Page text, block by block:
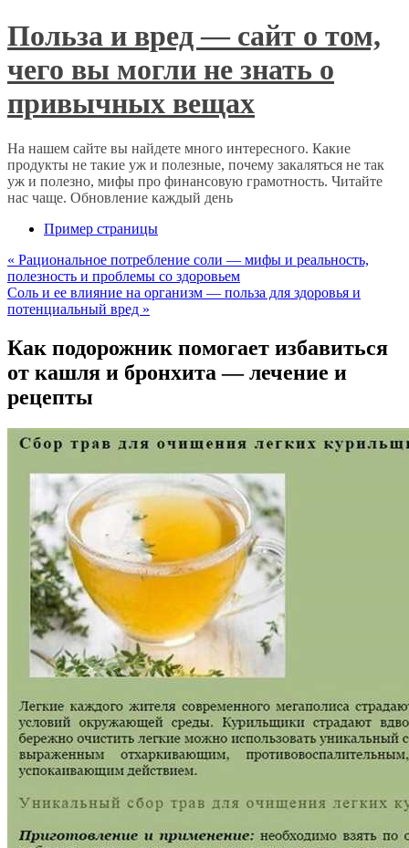
Польза и вред — сайт о том,
чего вы могли не знать о
привычных вещах
На нашем сайте вы найдете много интересного. Какие
продукты не такие уж и полезные, почему закаляться не так
уж и полезно, мифы про финансовую грамотность. Читайте
нас чаще. Обновление каждый день
Пример страницы
« Рациональное потребление соли — мифы и реальность,
полезность и проблемы со здоровьем
Соль и ее влияние на организм — польза для здоровья и
потенциальный вред »
Как подорожник помогает избавиться
от кашля и бронхита — лечение и
рецепты